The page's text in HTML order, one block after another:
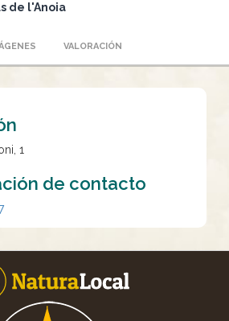
de l'Anoia
VALORACIÓN
1
de contacto